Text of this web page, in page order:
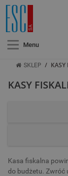
Menu
SKLEP / KASY
KASY
Kasa fiskalna
do budżetu. Zwróć